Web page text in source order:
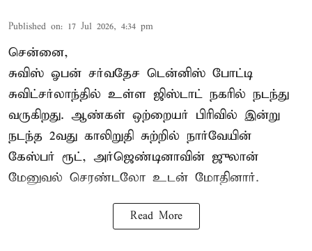
Published on: 17 Jul 2026, 4:34 pm
சென்னை,
சுவிஸ் ஓபன் சர்வதேச டென்னிஸ் போட்டி
சுவிட்சர்லாந்தில் உள்ள ஜிஸ்டாட் நகரில் நடந்து
வருகிறது. ஆண்கள் ஒற்றையர் பிரிவில் இன்று
நடந்த 2வது காலிறுதி சுற்றில் நார்வேயின்
கேஸ்பர் ரூட், அர்ஜெண்டினாவின் ஜுலான்
மேனுவல் செரண்டலோ உடன் மோதினார்.
Read More